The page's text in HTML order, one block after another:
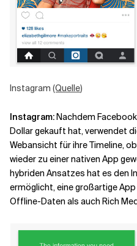
Instagram (Quelle)
Instagram:Nachdem
Dollar gekauft hat, verwendet
Webansicht für ihre Timeline,
wieder zu einer nativen App
hybriden Ansatzes hat es den
ermöglicht, eine großartige
Offline-Daten als auch Rich